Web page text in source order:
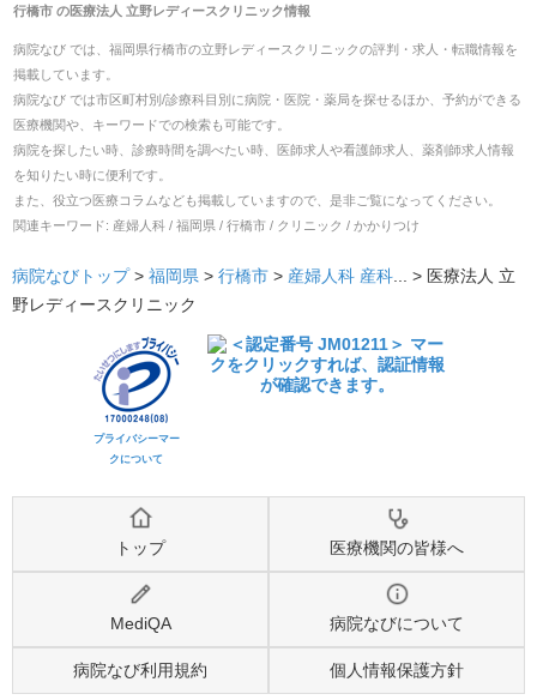
行橋市の医療法人 立野レディースクリニック情報
病院なび では、 福岡県行橋市の立野レディースクリニックの評判・求人・転職情報を
掲載しています。
病院なび では市区町村別/診療科目別に病院・医院・薬局を探せるほか、予約ができる
医療機関や、キーワードでの検索も可能です。
病院を探したい時、診療時間を調べたい時、医師求人や看護師求人、薬剤師求人情報
を知りたい時に便利です。
また、役立つ医療コラムなども掲載していますので、是非ご覧になってください。
関連キーワード: 産婦人科 / 福岡県 / 行橋市 / クリニック / かかりつけ
病院なびトップ > 福岡県 > 行橋市 > 産婦人科 産科... > 医療法人 立
野レディースクリニック
プライバシーマー
クについて
トップ 医療機関の皆様へ
MediQA 病院なびについて
病院なび利用規約 個人情報保護方針